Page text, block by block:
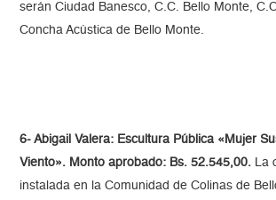
serán Ciudad Banesco, C.C. Bello Monte,
Concha Acústica de Bello Monte.
6- Abigail Valera: Escultura Pública «Mujer
Viento». Monto aprobado: Bs. 52.545,00. La
instalada en la Comunidad de Colinas de